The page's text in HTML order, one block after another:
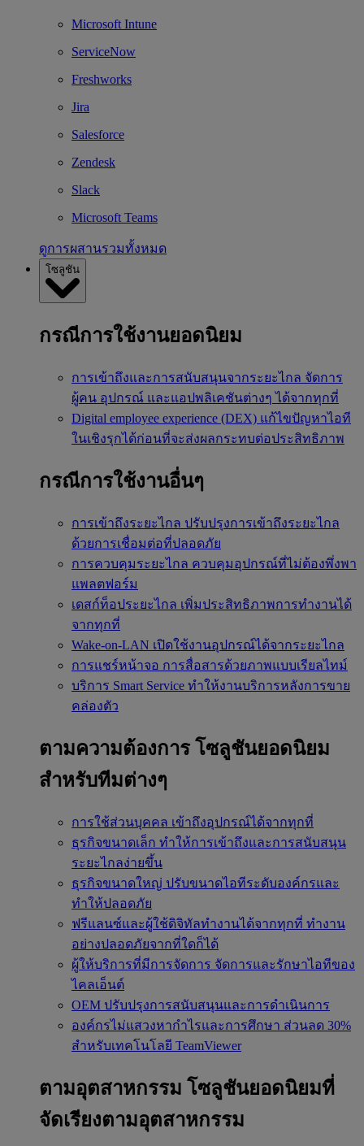
Microsoft Intune
ServiceNow
Freshworks
Jira
Salesforce
Zendesk
Slack
Microsoft Teams
ดูการผสานรวมทั้งหมด
โซลูชัน
กรณีการใช้งานยอดนิยม
การเข้าถึงและการสนับสนุนจากระยะไกล จัดการ
ผู้คน อุปกรณ์ และแอปพลิเคชันต่างๆ ได้จากทุกที่
Digital employee experience (DEX) แก้ไขปัญหาไอที
ในเชิงรุกได้ก่อนที่จะส่งผลกระทบต่อประสิทธิภาพ
กรณีการใช้งานอื่นๆ
การเข้าถึงระยะไกล ปรับปรุงการเข้าถึงระยะไกล
ด้วยการเชื่อมต่อที่ปลอดภัย
การควบคุมระยะไกล ควบคุมอุปกรณ์ที่ไม่ต้องพึ่งพา
แพลตฟอร์ม
เดสก์ท็อประยะไกล เพิ่มประสิทธิภาพการทำงานได้
จากทุกที่
Wake-on-LAN เปิดใช้งานอุปกรณ์ได้จากระยะไกล
การแชร์หน้าจอ การสื่อสารด้วยภาพแบบเรียลไทม์
บริการ Smart Service ทำให้งานบริการหลังการขาย
คล่องตัว
ตามความต้องการ โซลูชันยอดนิยม
สำหรับทีมต่างๆ
การใช้ส่วนบุคคล เข้าถึงอุปกรณ์ได้จากทุกที่
ธุรกิจขนาดเล็ก ทำให้การเข้าถึงและการสนับสนุน
ระยะไกลง่ายขึ้น
ธุรกิจขนาดใหญ่ ปรับขนาดไอทีระดับองค์กรและ
ทำให้ปลอดภัย
ฟรีแลนซ์และผู้ใช้ดิจิทัลทำงานได้จากทุกที่ ทำงาน
อย่างปลอดภัยจากที่ใดก็ได้
ผู้ให้บริการที่มีการจัดการ จัดการและรักษาไอทีของ
ไคลเอ็นต์
OEM ปรับปรุงการสนับสนุนและการดำเนินการ
องค์กรไม่แสวงหากำไรและการศึกษา ส่วนลด 30%
สำหรับเทคโนโลยี TeamViewer
ตามอุตสาหกรรม โซลูชันยอดนิยมที่
จัดเรียงตามอุตสาหกรรม